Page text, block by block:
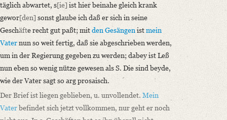
täglich abwartet, s[ie] ist hier beinahe gleich krank
gewor[den] sonst glaube ich daß er sich in seine
Geschäfte recht gut paßt; mitden Gesängenistmein
Vaternun so weit fertig, daß sie abgeschrieben werden,
um in der Regierung gegeben zu werden; dabey ist Leß
nun eben so wenig nütze gewesen als S. Die sind beyde,
wie der Vater sagt so arg prosaisch.
Der Brief ist liegen geblieben, u. unvollendet. Mein
Vaterbefindet sich jetzt vollkommen, nur geht er noch